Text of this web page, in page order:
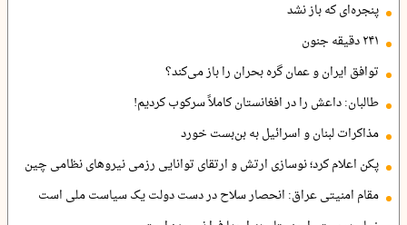
پنجره‌ای که باز نشد
۲۴۱ دقیقه جنون
توافق ایران و عمان گره بحران را باز می‌کند؟
طالبان: داعش را در افغانستان کاملاً سرکوب کردیم!
مذاکرات لبنان و اسرائیل به بن‌بست خورد
پکن اعلام کرد؛ نوسازی ارتش و ارتقای توانایی رزمی نیروهای نظامی چین
مقام امنیتی عراق: انحصار سلاح در دست دولت یک سیاست ملی است